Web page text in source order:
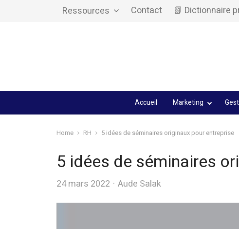
Ressources Contact 📗 Dictionnaire
Accueil Marketing
Home RH 5 idées de séminaires originaux pour entreprise
5 idées de séminaires
24 mars 2022 Author
Aude Salak